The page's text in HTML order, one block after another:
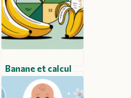
Banane et calcul
biliaire : impact,
risques et conseils